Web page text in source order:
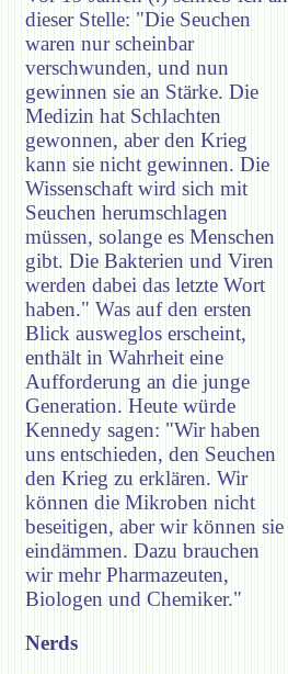
dieser Stelle: "Die Seuchen
waren nur scheinbar
verschwunden, und nun
gewinnen sie an Stärke. Die
Medizin hat Schlachten
gewonnen, aber den Krieg
kann sie nicht gewinnen. Die
Wissenschaft wird sich mit
Seuchen herumschlagen
müssen, solange es Menschen
gibt. Die Bakterien und Viren
werden dabei das letzte Wort
haben." Was auf den ersten
Blick ausweglos erscheint,
enthält in Wahrheit eine
Aufforderung an die junge
Generation. Heute würde
Kennedy sagen: "Wir haben
uns entschieden, den Seuchen
den Krieg zu erklären. Wir
können die Mikroben nicht
beseitigen, aber wir können sie
eindämmen. Dazu brauchen
wir mehr Pharmazeuten,
Biologen und Chemiker."
Nerds